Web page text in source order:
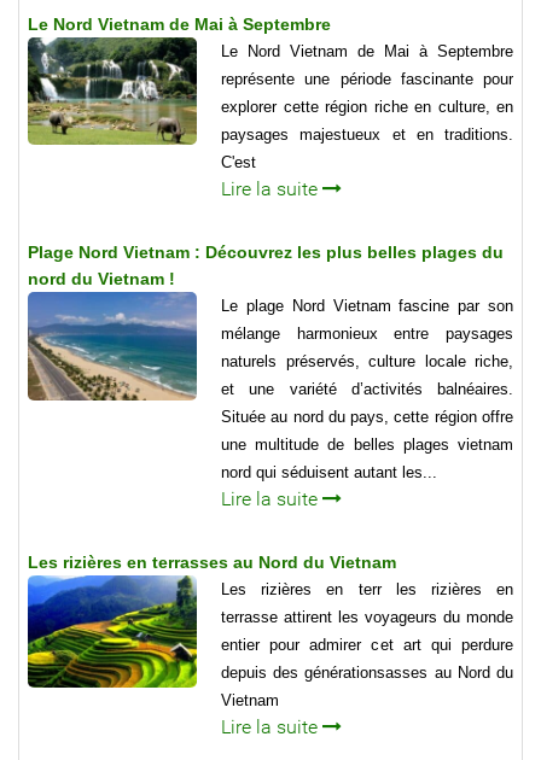
Le Nord Vietnam de Mai à Septembre
Le Nord Vietnam de Mai à Septembre
représente une période fascinante pour
explorer cette région riche en culture, en
paysages majestueux et en traditions.
C'est
Lire la suite
Plage Nord Vietnam : Découvrez les plus belles plages du
nord du Vietnam !
Le plage Nord Vietnam fascine par son
mélange harmonieux entre paysages
naturels préservés, culture locale riche,
et une variété d’activités balnéaires.
Située au nord du pays, cette région offre
une multitude de belles plages vietnam
nord qui séduisent autant les...
Lire la suite
Les rizières en terrasses au Nord du Vietnam
Les rizières en terr les rizières en
terrasse attirent les voyageurs du monde
entier pour admirer cet art qui perdure
depuis des générationsasses au Nord du
Vietnam
Lire la suite